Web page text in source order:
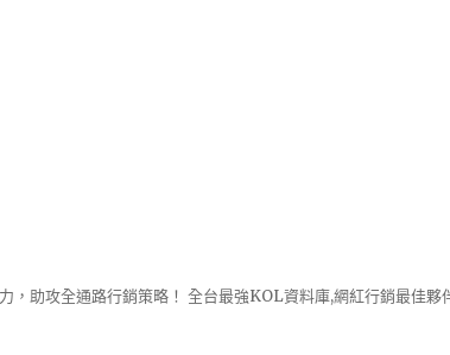
，助攻全通路行銷策略！ 全台最強KOL資料庫,網紅行銷最佳夥